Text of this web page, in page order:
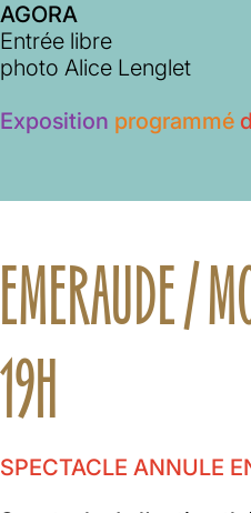
AGORA
Entrée libre
photo Alice Lenglet
Exposition programmé
EMERAUDE /
19H
SPECTACLE ANNULE